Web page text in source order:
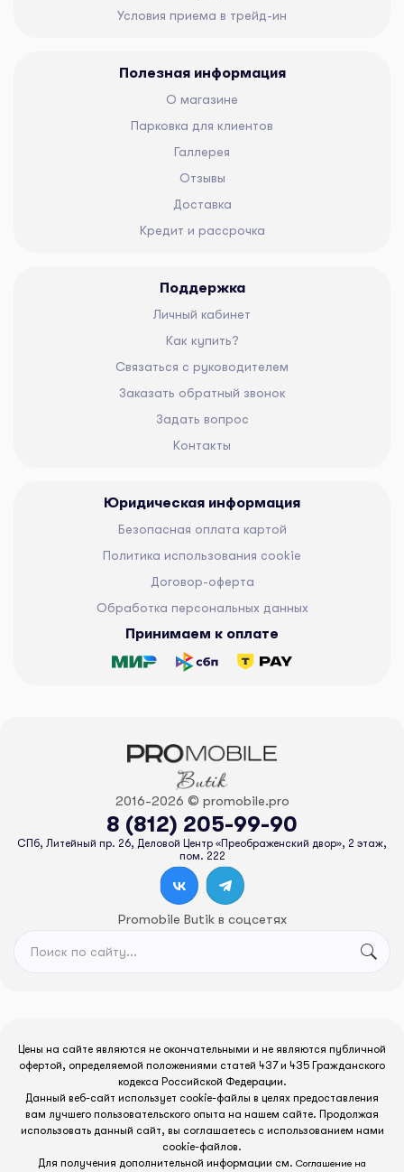
Условия приема в трейд-ин
Полезная информация
О магазине
Парковка для клиентов
Галлерея
Отзывы
Доставка
Кредит и рассрочка
Поддержка
Личный кабинет
Как купить?
Связаться с руководителем
Заказать обратный звонок
Задать вопрос
Контакты
Юридическая информация
Безопасная оплата картой
Политика использования cookie
Договор-оферта
Обработка персональных данных
Принимаем к оплате
2016-2026 © promobile.pro
8 (812) 205-99-90
СПб, Литейный пр. 26, Деловой Центр «Преображенский двор», 2 этаж,
пом. 222
Promobile Butik в соцсетях
Цены на сайте являются не окончательными и не являются публичной
офертой, определяемой положениями статей 437 и 435 Гражданского
кодекса Российской Федерации.
Данный веб-сайт использует cookie-файлы в целях предоставления
вам лучшего пользовательского опыта на нашем сайте. Продолжая
использовать данный сайт, вы соглашаетесь с использованием нами
cookie-файлов.
Для получения дополнительной информации см. Соглашение на